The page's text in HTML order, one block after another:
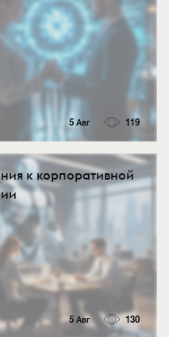
5 Авг 119
к корпоративной
5 Авг 130